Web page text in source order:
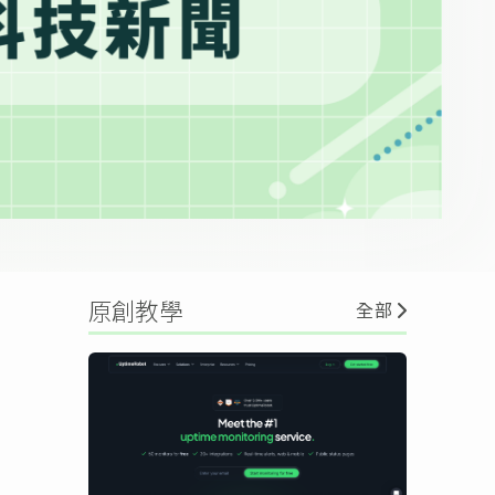
原創教學 全部